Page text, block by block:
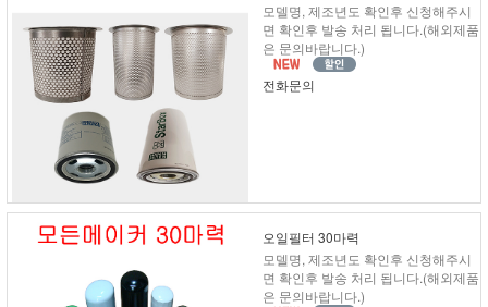
모델명, 제조년도 확인후 신청해주시
면 확인후 발송 처리 됩니다.(해외제품
은 문의바랍니다.)
전화문의
오일필터 30마력
모델명, 제조년도 확인후 신청해주시
면 확인후 발송 처리 됩니다.(해외제품
은 문의바랍니다.)